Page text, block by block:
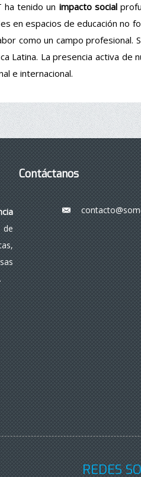
hatenido un impactosocial
en espacios deeducación no
como un campoprofesional.
Latina. Lapresencia activa de
e internacional.
de
Contáctanos
___
REDES